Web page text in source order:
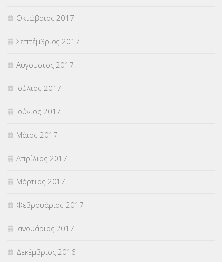
Οκτώβριος 2017
Σεπτέμβριος 2017
Αύγουστος 2017
Ιούλιος 2017
Ιούνιος 2017
Μάιος 2017
Απρίλιος 2017
Μάρτιος 2017
Φεβρουάριος 2017
Ιανουάριος 2017
Δεκέμβριος 2016